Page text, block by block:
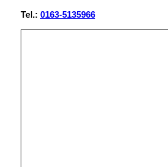
Tel.: 0163-5135966